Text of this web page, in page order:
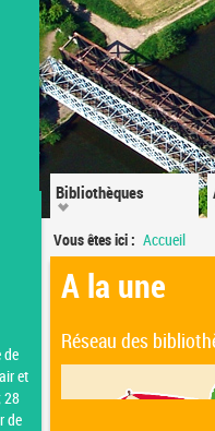
Vous êtes ici : Accueil
Bibliothèques
de
et
28
de
A la une
Réseau des